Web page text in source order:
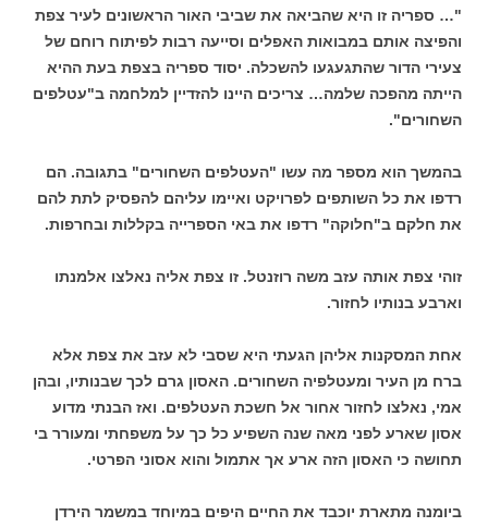
"… ספריה זו היא שהביאה את שביבי האור הראשונים לעיר צפת
והפיצה אותם במבואות האפלים וסייעה רבות לפיתוח רוחם של
צעירי הדור שהתגעגעו להשכלה. יסוד ספריה בצפת בעת ההיא
הייתה מהפכה שלמה… צריכים היינו להזדיין למלחמה ב"עטלפים
השחורים".
בהמשך הוא מספר מה עשו "העטלפים השחורים" בתגובה. הם
רדפו את כל השותפים לפרויקט ואיימו עליהם להפסיק לתת להם
את חלקם ב"חלוקה" רדפו את באי הספרייה בקללות ובחרפות.
זוהי צפת אותה עזב משה רוזנטל. זו צפת אליה נאלצו אלמנתו
וארבע בנותיו לחזור.
אחת המסקנות אליהן הגעתי היא שסבי לא עזב את צפת אלא
ברח מן העיר ומעטלפיה השחורים. האסון גרם לכך שבנותיו, ובהן
אמי, נאלצו לחזור אחור אל חשכת העטלפים. ואז הבנתי מדוע
אסון שארע לפני מאה שנה השפיע כל כך על משפחתי ומעורר בי
תחושה כי האסון הזה ארע אך אתמול והוא אסוני הפרטי.
ביומנה מתארת יוכבד את החיים היפים במיוחד במשמר הירדן